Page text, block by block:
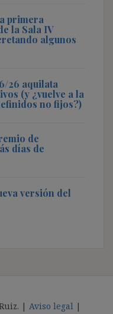
primera
la Sala IV
algunos
26 aquilata
(y ¿vuelve a la
no fijos?)
de
días de
versión del
| Aviso legal |